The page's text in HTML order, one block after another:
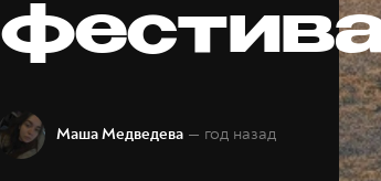
Маша Медведева — год назад